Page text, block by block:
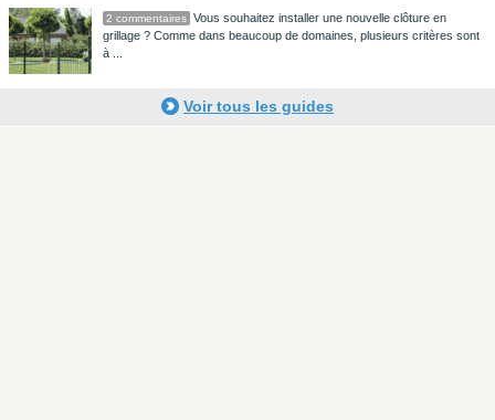
2 commentaires Vous souhaitez installer une nouvelle clôture en
grillage ? Comme dans beaucoup de domaines, plusieurs critères sont
à ...
Voir tous les guides